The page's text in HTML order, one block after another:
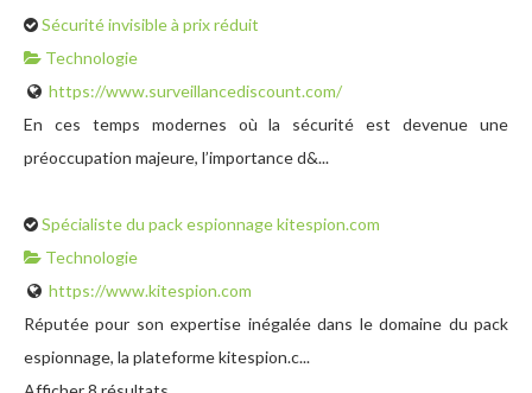
Sécurité invisible à prix réduit
Technologie
https://www.surveillancediscount.com/
En ces temps modernes où la sécurité est devenue une
préoccupation majeure, l’importance d&...
Spécialiste du pack espionnage kitespion.com
Technologie
https://www.kitespion.com
Réputée pour son expertise inégalée dans le domaine du pack
espionnage, la plateforme kitespion.c...